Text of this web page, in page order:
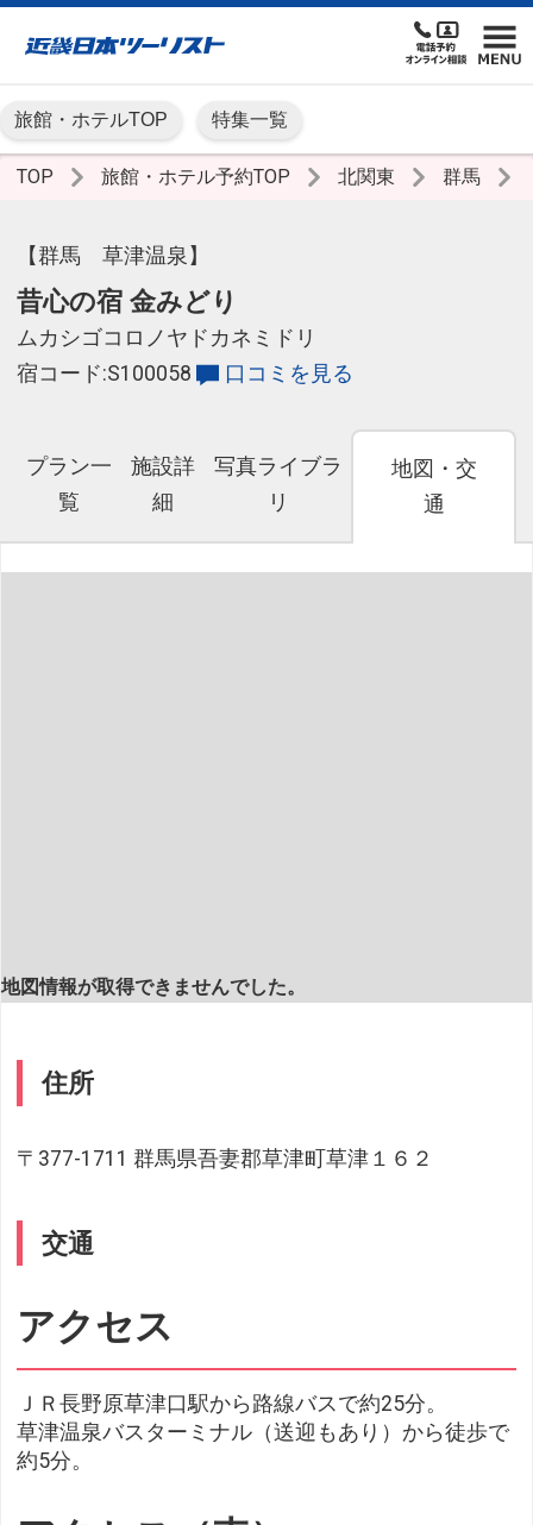
旅館・ホテルTOP 特集一覧
TOP 旅館・ホテル予約TOP 北関東 群馬
【群馬 草津温泉】
昔心の宿 金みどり
ムカシゴコロノヤドカネミドリ
宿コード:S100058
口コミを見る
プラン一
覧
施設詳
細
写真ライブラ
リ
地図・交
通
地図情報が取得できませんでした。
住所
〒377-1711 群馬県吾妻郡草津町草津１６２
交通
アクセス
ＪＲ長野原草津口駅から路線バスで約25分。
草津温泉バスターミナル（送迎もあり）から徒歩で
約5分。